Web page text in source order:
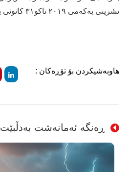
تشرینی یەکەمی ٢٠١٩ تاکو٣١ کانونی یەکەمی ٢٠١
هاوبەشیکردن بۆ تۆڕەکان :
ڕەنگە ئەمانەشت بەدڵبێت